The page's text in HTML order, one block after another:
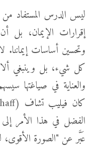
ليس الدرس المستفاد
إقرارات الإيمان،
وتحسين أساسات إيماننا.
كل شيء، بل وينبغي
والعناية في صياغتها
الفضل في هذا الأمر إلى
عَبَّر عن "الصورة الأقوى،